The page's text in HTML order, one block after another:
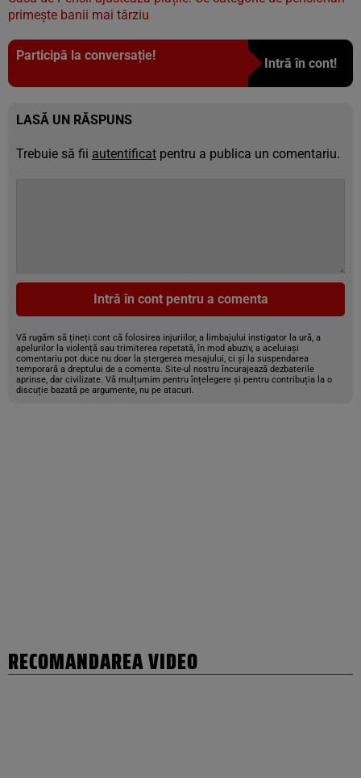
primește banii mai târziu
Participă la conversație!
Intră în cont!
LASĂ UN RĂSPUNS
Trebuie să fii autentificat pentru a publica un comentariu.
Intră în cont pentru a comenta
Vă rugăm să țineți cont că folosirea injuriilor, a limbajului instigator la ură, a
apelurilor la violență sau trimiterea repetată, în mod abuziv, a aceluiași
comentariu pot duce nu doar la ștergerea mesajului, ci și la suspendarea
temporară a dreptului de a comenta. Site-ul nostru încurajează dezbaterile
aprinse, dar civilizate. Vă mulțumim pentru înțelegere și pentru contribuția la o
discuție bazată pe argumente, nu pe atacuri.
RECOMANDAREA VIDEO